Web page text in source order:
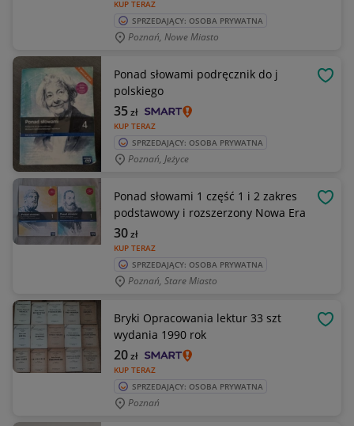
KUP TERAZ
SPRZEDAJĄCY: OSOBA PRYWATNA
Poznań, Nowe Miasto
Ponad słowami podręcznik do j
polskiego
KUP TERAZ
35zł
SPRZEDAJĄCY: OSOBA PRYWATNA
Poznań, Jeżyce
Ponad słowami 1 część 1 i 2 zakres
podstawowy i rozszerzony Nowa Era
KUP TERAZ
30zł
SPRZEDAJĄCY: OSOBA PRYWATNA
Poznań, Stare Miasto
Bryki Opracowania lektur 33 szt
wydania 1990 rok
KUP TERAZ
20zł
SPRZEDAJĄCY: OSOBA PRYWATNA
Poznań